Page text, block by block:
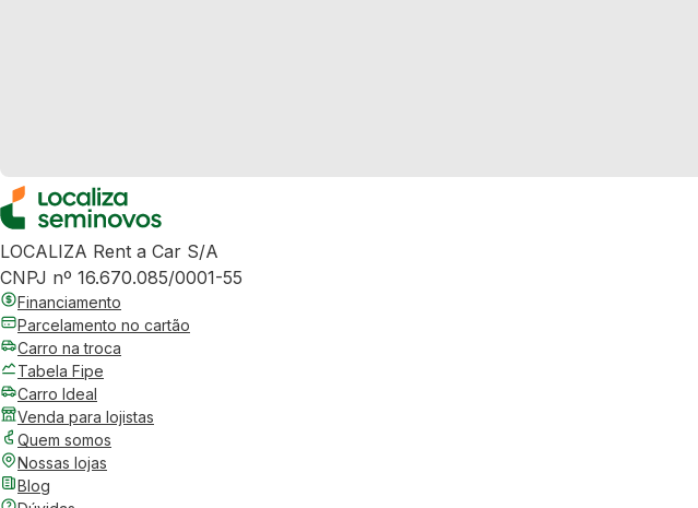
LOCALIZA Rent a Car S/A
CNPJ nº 16.670.085/0001-55
Financiamento
Parcelamento no cartão
Carro na troca
Tabela Fipe
Carro Ideal
Venda para lojistas
Quem somos
Nossas lojas
Blog